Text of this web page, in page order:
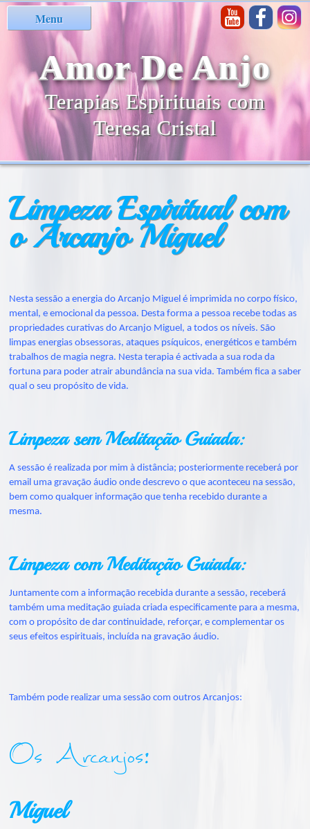
Amor De Anjo
Terapias Espirituais com
Teresa Cristal
Menu
Limpeza Espiritual com
o Arcanjo Miguel
Nesta sessão a energia do Arcanjo Miguel é imprimida no corpo físico,
mental, e emocional da pessoa. Desta forma a pessoa recebe todas as
propriedades curativas do Arcanjo Miguel, a todos os níveis. São
limpas energias obsessoras, ataques psíquicos, energéticos e também
trabalhos de magia negra. Nesta terapia é activada a sua roda da
fortuna para poder atrair abundância na sua vida. Também fica a saber
qual o seu propósito de vida.
Limpeza sem Meditação Guiada:
A sessão é realizada por mim à distância; posteriormente receberá por
email uma gravação áudio onde descrevo o que aconteceu na sessão,
bem como qualquer informação que tenha recebido durante a
mesma.
Limpeza com Meditação Guiada:
Juntamente com a informação recebida durante a sessão, receberá
também uma meditação guiada criada especificamente para a mesma,
com o propósito de dar continuidade, reforçar, e complementar os
seus efeitos espirituais, incluída na gravação áudio.
Também pode realizar uma sessão com outros Arcanjos:
Os Arcanjos:
Miguel